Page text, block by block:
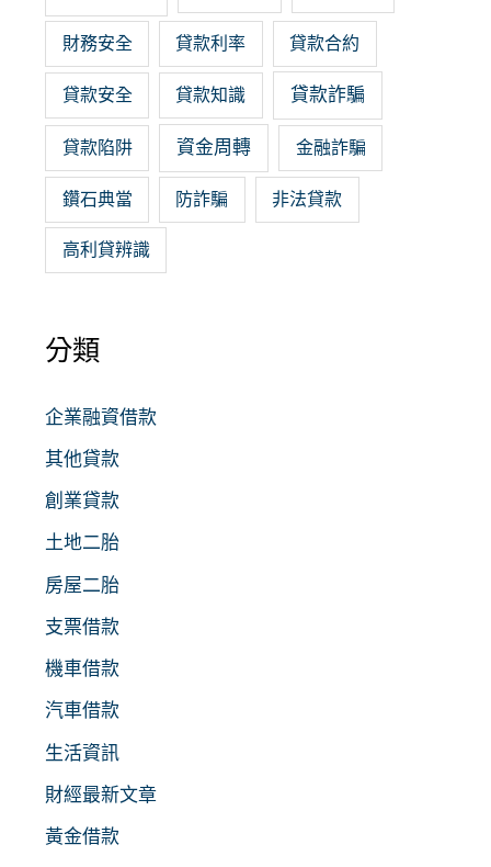
財務安全 貸款利率 貸款合約
貸款安全 貸款知識 貸款詐騙
貸款陷阱 資金周轉 金融詐騙
鑽石典當 防詐騙 非法貸款
高利貸辨識
分類
企業融資借款
其他貸款
創業貸款
土地二胎
房屋二胎
支票借款
機車借款
汽車借款
生活資訊
財經最新文章
黃金借款